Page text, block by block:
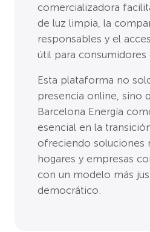
comercializadora
de luz limpia, la
responsables y el
útil para consumidores
Esta plataforma no
presencia online, sino
Barcelona Energía
esencial en la
ofreciendo soluciones
hogares y empresas
con un modelo más
democrático.